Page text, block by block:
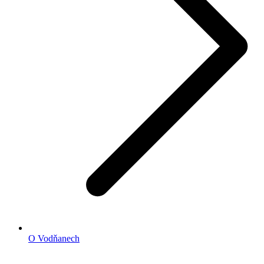
O Vodňanech